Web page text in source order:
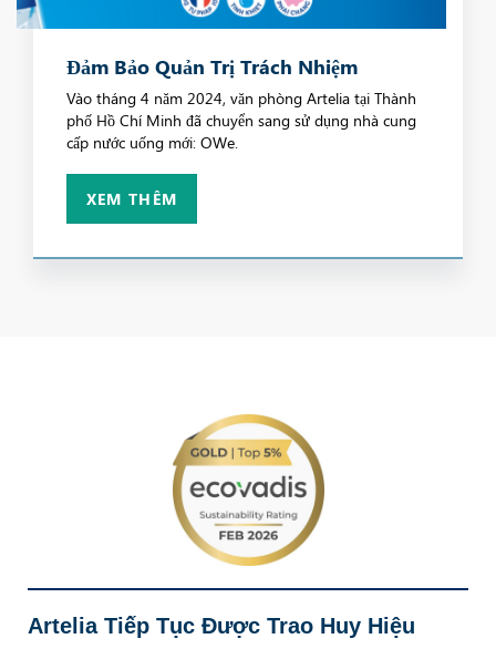
Đảm Bảo Quản Trị Trách Nhiệm
Vào tháng 4 năm 2024, văn phòng Artelia tại Thành
phố Hồ Chí Minh đã chuyển sang sử dụng nhà cung
cấp nước uống mới: OWe.
XEM THÊM
Artelia Tiếp Tục Được Trao Huy Hiệu